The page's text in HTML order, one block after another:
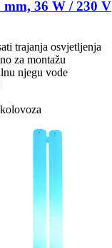
mm, 36 W / 230 V
trajanja osvjetljenja
za montažu
njegu vode